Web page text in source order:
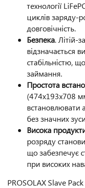
технології
циклів заряду-
довговічність.
Безпека. Літій-
відзначається
стабільністю,
займання.
Простота
(474x193x708
встановлювати
без значних
Висока
розряду
що забезпечує
при високих
PROSOLAX Slave